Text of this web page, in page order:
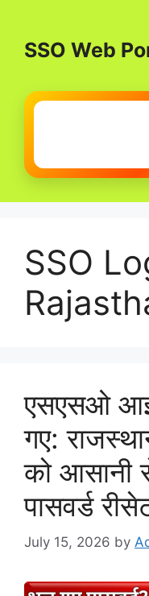
contentSSO Web
SSO
एसएसओ
गए:
को आसानी
पासवर्ड
July 15, 2026 by